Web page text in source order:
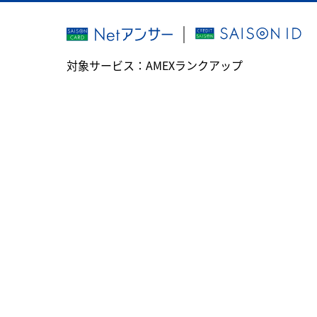
｜
対象サービス：AMEXランクアップ